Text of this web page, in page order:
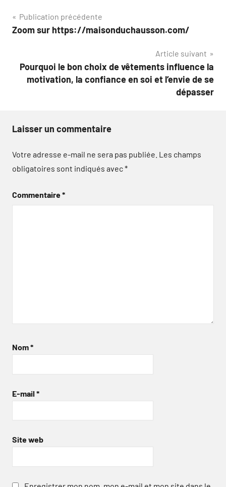
Navigation
de
Publication précédente
Zoom sur https://maisonduchausson.com/
Article suivant
Pourquoi le bon choix de vêtements influence la
motivation, la confiance en soi et l’envie de se
dépasser
Laisser un commentaire
Votre adresse e-mail ne sera pas publiée. Les champs
obligatoires sont indiqués avec*
Commentaire*
Nom*
E-mail *
Site web